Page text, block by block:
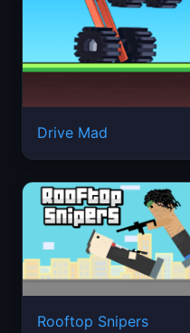
Drive Mad
Rooftop Snipers